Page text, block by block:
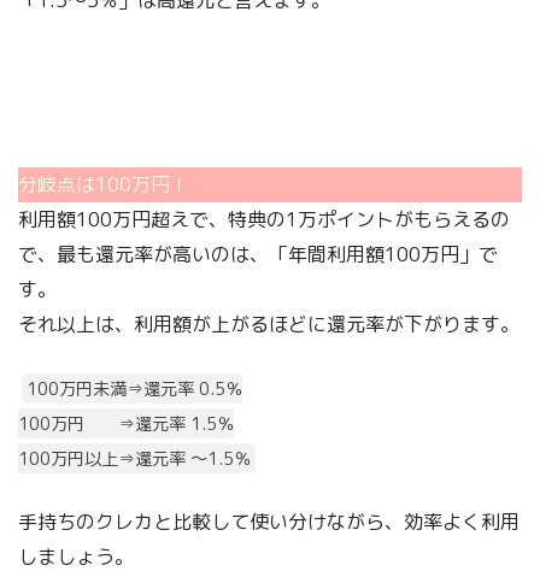
分岐点は100万円！
利用額100万円超えで、特典の1万ポイントがもらえるの
で、 最も還元率が高いのは、「年間利用額100万円」 で
す。
それ以上は、利用額が上がるほどに還元率が下がります。
100万円未満⇒還元率 0.5％
100万円 ⇒還元率 1.5％
100万円以上⇒還元率 ～1.5％
手持ちのクレカと比較して使い分けながら、効率よく利用
しましょう。